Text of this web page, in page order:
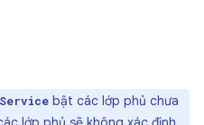
bật các lớp phủ chưa